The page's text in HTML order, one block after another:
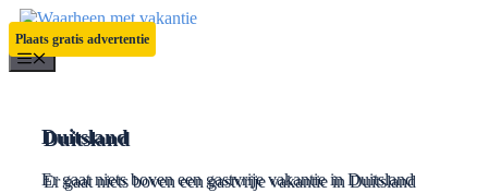
Ga
naar
de
inhoud
Plaats gratis advertentie
Menu
Duitsland
Er gaat niets boven een gastvrije vakantie in Duitsland